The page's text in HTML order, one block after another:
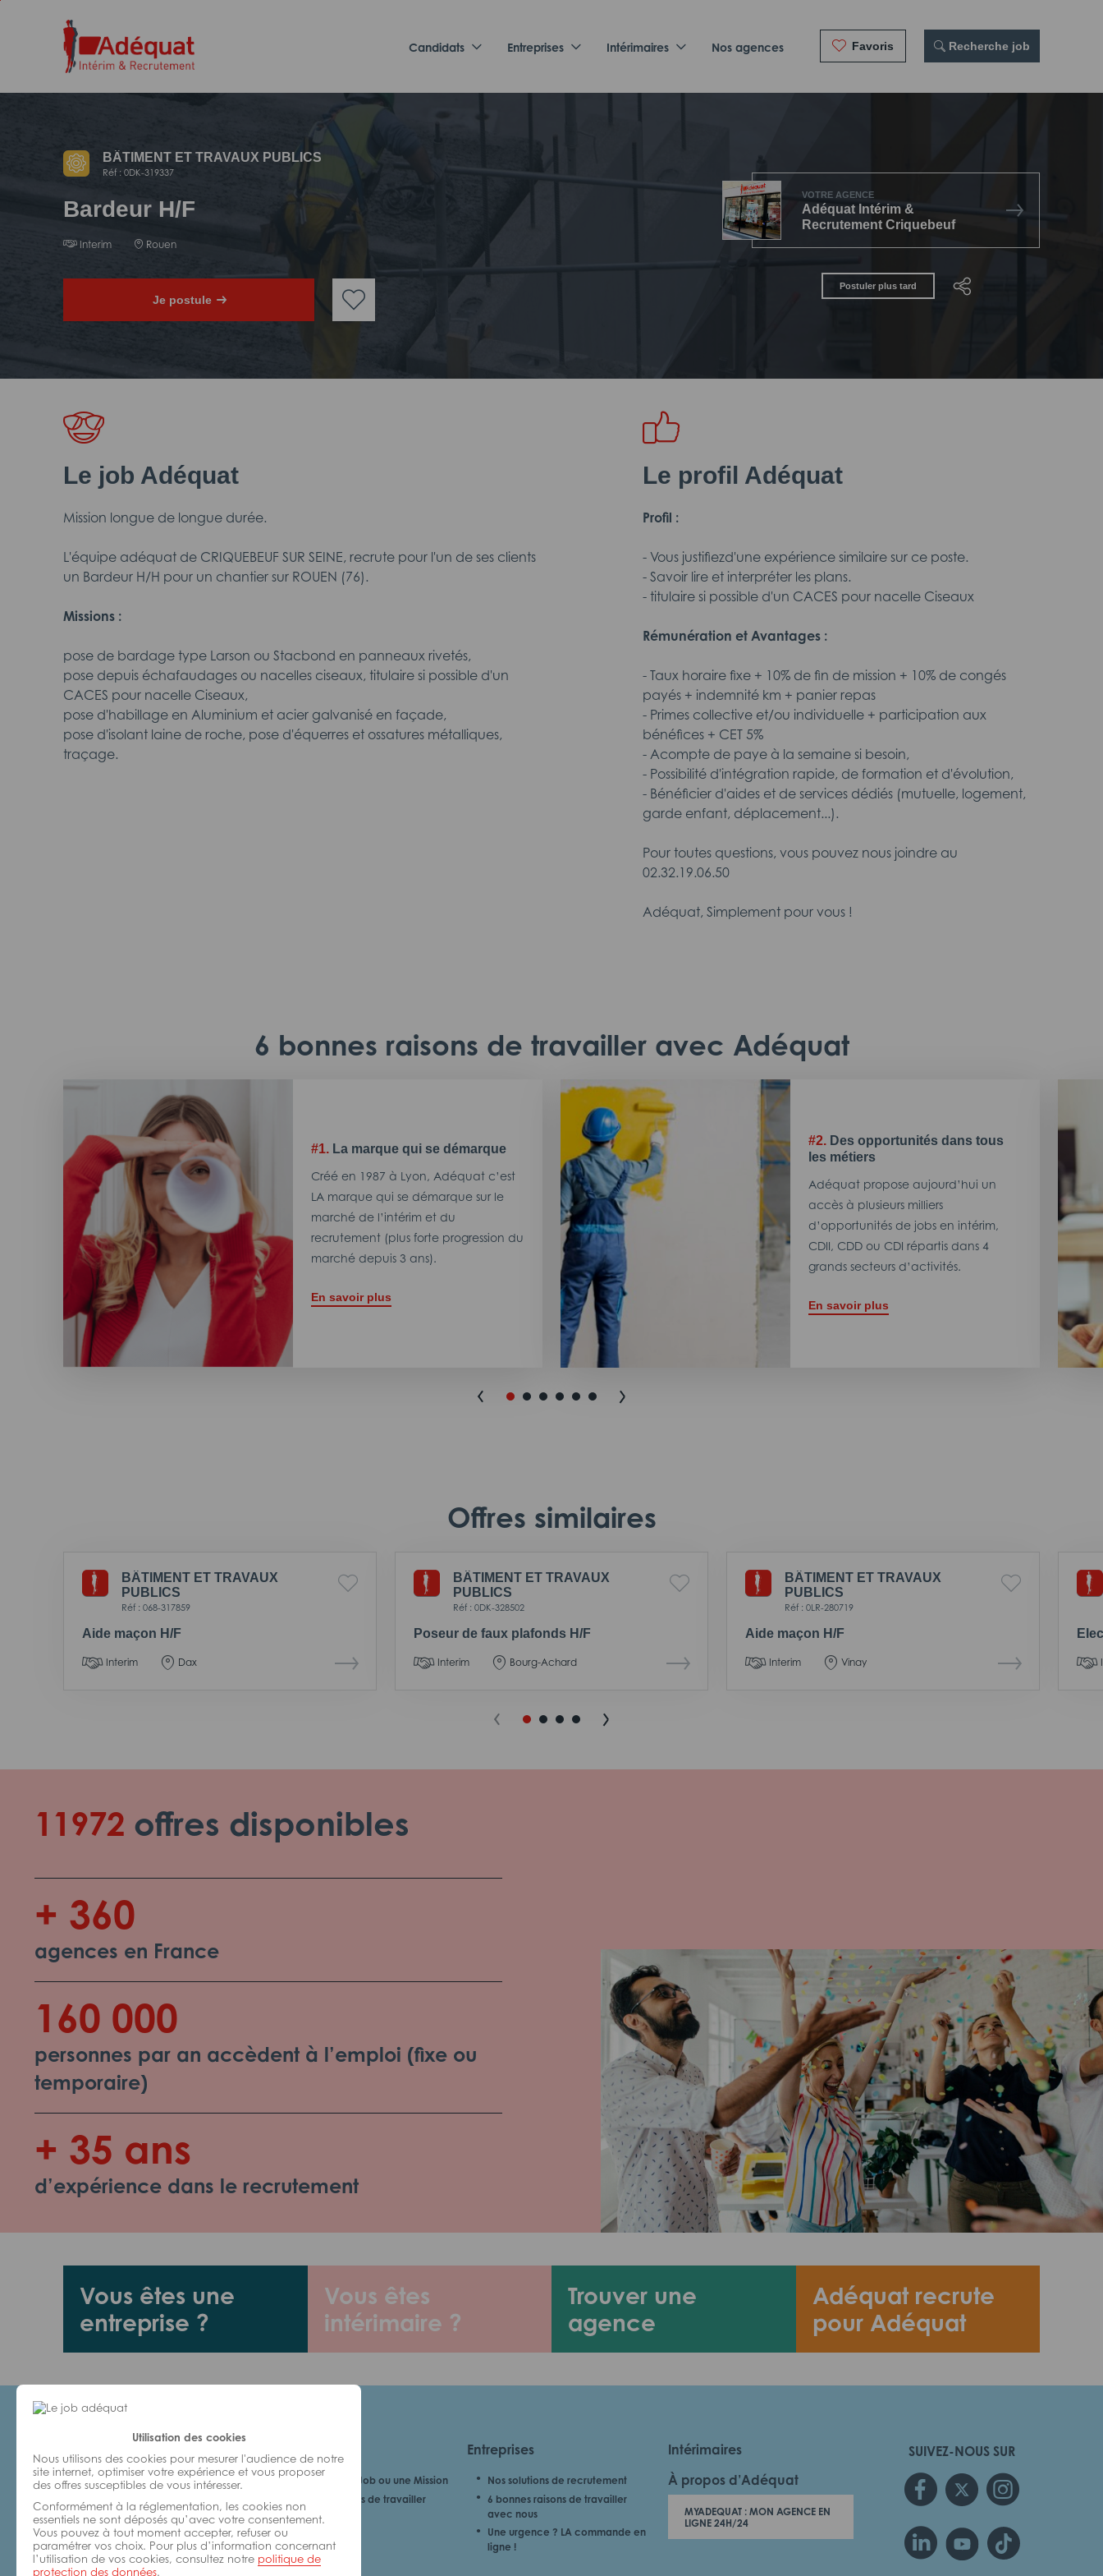
Utilisation des cookies
Nous utilisons des cookies pour mesurer l'audience de notre
site internet, optimiser votre expérience et vous proposer
des offres susceptibles de vous intéresser.
Conformément à la réglementation, les cookies non
essentiels ne sont déposés qu’avec votre consentement.
Vous pouvez à tout moment accepter, refuser ou
paramétrer vos choix. Pour plus d’information concernant
l’utilisation de vos cookies, consultez notre politique de
protection des données.
navigation
Candidats Entreprises Intérimaires Nos agences Favoris Recherche job
BÂTIMENT ET TRAVAUX PUBLICS
Réf : 0DK-319337
Bardeur H/F
Interim Rouen
Je postule
VOTRE AGENCE
Adéquat Intérim &
Recrutement Criquebeuf
Postuler plus tard
Le job Adéquat
Mission longue de longue durée.
L'équipe adéquat de CRIQUEBEUF SUR SEINE, recrute pour l'un de ses clients
un Bardeur H/H pour un chantier sur ROUEN (76).
Missions :
pose de bardage type Larson ou Stacbond en panneaux rivetés,
pose depuis échafaudages ou nacelles ciseaux, titulaire si possible d'un
CACES pour nacelle Ciseaux,
pose d'habillage en Aluminium et acier galvanisé en façade,
pose d'isolant laine de roche, pose d'équerres et ossatures métalliques,
traçage.
Le profil Adéquat
Profil :
- Vous justifiezd'une expérience similaire sur ce poste.
- Savoir lire et interpréter les plans.
- titulaire si possible d'un CACES pour nacelle Ciseaux
Rémunération et Avantages :
- Taux horaire fixe + 10% de fin de mission + 10% de congés
payés + indemnité km + panier repas
- Primes collective et/ou individuelle + participation aux
bénéfices + CET 5%
- Acompte de paye à la semaine si besoin,
- Possibilité d'intégration rapide, de formation et d'évolution,
- Bénéficier d'aides et de services dédiés (mutuelle, logement,
garde enfant, déplacement...).
Pour toutes questions, vous pouvez nous joindre au
02.32.19.06.50
Adéquat, Simplement pour vous !
6 bonnes raisons de travailler avec Adéquat
#1. La marque qui se démarque
Créé en 1987 à Lyon, Adéquat c’est
LA marque qui se démarque sur le
marché de l’intérim et du
recrutement (plus forte progression du
marché depuis 3 ans).
En savoir plus
#2. Des opportunités dans tous
les métiers
Adéquat propose aujourd’hui un
accès à plusieurs milliers
d’opportunités de jobs en intérim,
CDII, CDD ou CDI répartis dans 4
grands secteurs d’activités.
En savoir plus
Offres similaires
BÂTIMENT ET TRAVAUX
PUBLICS
Réf : 068-317859
Aide maçon H/F
Interim Dax
BÂTIMENT ET TRAVAUX
PUBLICS
Réf : 0DK-328502
Poseur de faux plafonds H/F
Interim Bourg-Achard
BÂTIMENT ET TRAVAUX
PUBLICS
Réf : 0LR-280719
Aide maçon H/F
Interim Vinay
11972 offres disponibles
+ 360
agences en France
160 000
personnes par an accèdent à l’emploi (fixe ou
temporaire)
+ 35 ans
d’expérience dans le recrutement
Vous êtes une
entreprise ?
Vous êtes
intérimaire ?
Trouver une
agence
Adéquat recrute
pour Adéquat
SUIVEZ-NOUS SUR
Je cherche un Job ou une Mission
6 bonnes raisons de travailler
avec nous
Entreprises
Nos solutions de recrutement
6 bonnes raisons de travailler
avec nous
Une urgence ? LA commande en
ligne !
Intérimaires
À propos d’Adéquat
MYADEQUAT : MON AGENCE EN
LIGNE 24H/24